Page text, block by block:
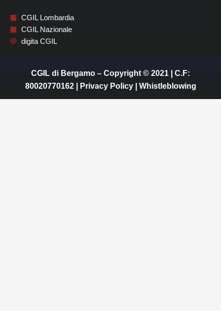
CGIL Lombardia
CGIL Nazionale
digita CGIL
CGIL di Bergamo – Copyright © 2021 | C.F:
80020770162 |
Privacy Policy| Whistleblowing